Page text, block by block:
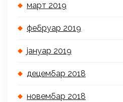
март 2019
фебруар 2019
јануар 2019
децембар 2018
новембар 2018